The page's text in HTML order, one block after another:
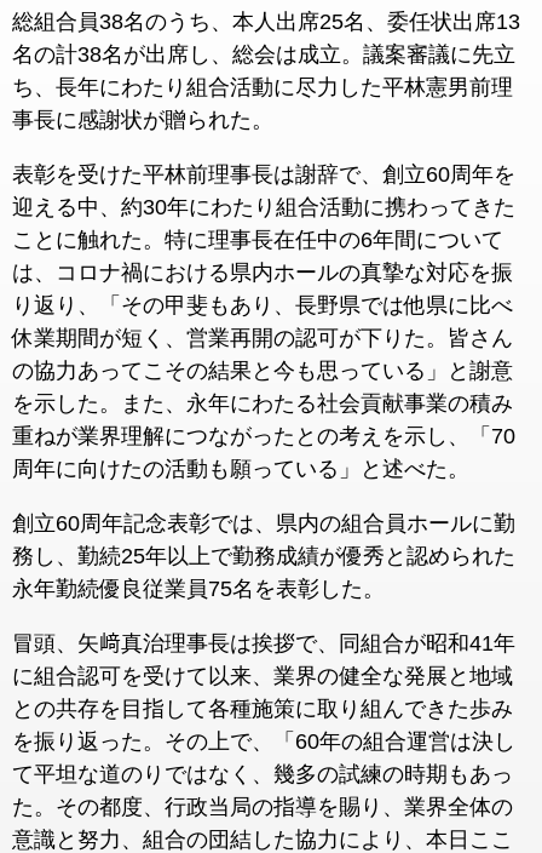
総組合員38名のうち、本人出席25名、委任状出席13
名の計38名が出席し、総会は成立。議案審議に先立
ち、長年にわたり組合活動に尽力した平林憲男前理
事長に感謝状が贈られた。
表彰を受けた平林前理事長は謝辞で、創立60周年を
迎える中、約30年にわたり組合活動に携わってきた
ことに触れた。特に理事長在任中の6年間について
は、コロナ禍における県内ホールの真摯な対応を振
り返り、「その甲斐もあり、長野県では他県に比べ
休業期間が短く、営業再開の認可が下りた。皆さん
の協力あってこその結果と今も思っている」と謝意
を示した。また、永年にわたる社会貢献事業の積み
重ねが業界理解につながったとの考えを示し、「70
周年に向けたの活動も願っている」と述べた。
創立60周年記念表彰では、県内の組合員ホールに勤
務し、勤続25年以上で勤務成績が優秀と認められた
永年勤続優良従業員75名を表彰した。
冒頭、矢﨑真治理事長は挨拶で、同組合が昭和41年
に組合認可を受けて以来、業界の健全な発展と地域
との共存を目指して各種施策に取り組んできた歩み
を振り返った。その上で、「60年の組合運営は決し
て平坦な道のりではなく、幾多の試練の時期もあっ
た。その都度、行政当局の指導を賜り、業界全体の
意識と努力、組合の団結した協力により、本日ここ